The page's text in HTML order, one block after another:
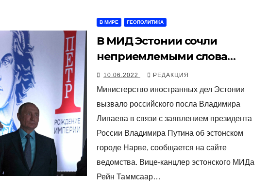
В МИРЕ ГЕОПОЛИТИКА
В МИД Эстонии сочли
неприемлемыми слова
Путина о Нарве
10.06.2022 РЕДАКЦИЯ
Министерство иностранных дел Эстонии
вызвало российского посла Владимира
Липаева в связи с заявлением президента
России Владимира Путина об эстонском
городе Нарве, сообщается на сайте
ведомства. Вице-канцлер эстонского МИДа
Рейн Таммсаар…